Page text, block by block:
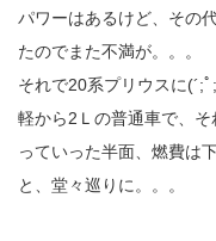
パワーはあるけど、その
たのでまた不満が。。。
それで20系プリウスに(´;
軽から2Ｌの普通車で、
っていった半面、燃費は
と、堂々巡りに。。。